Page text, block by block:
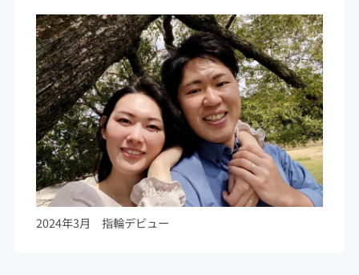
2024年3月 指輪デビュー